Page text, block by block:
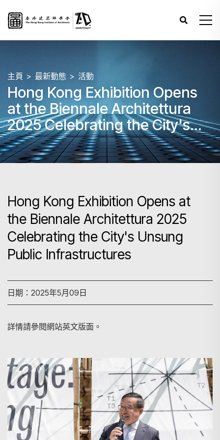
主頁 最新動態 活動
Hong Kong Exhibition Opens
at the Biennale Architettura
2025 Celebrating the City's
Unsung Public Infrastructures
Hong Kong Exhibition Opens at
the Biennale Architettura 2025
Celebrating the City's Unsung
Public Infrastructures
日期：2025年5月09日
詳情請參閱網站英文版面。